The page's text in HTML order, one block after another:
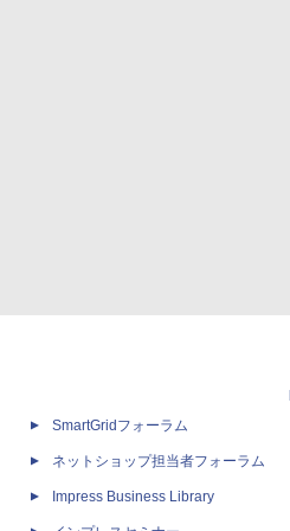
SmartGridフォーラム
ネットショップ担当者フォーラム
Impress Business Library